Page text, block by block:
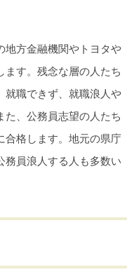
地方金融機関やトヨタや
ます。残念な層の人たち
就職できず、就職浪人や
た、公務員志望の人たち
合格します。地元の県庁
務員浪人する人も多数い